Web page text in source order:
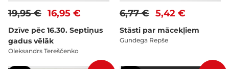
16,95 €
19,95 €
Dzīve pēc 16.30. Septiņus
gadus vēlāk
Oleksandrs Tereščenko
5,42 €
6,77 €
Stāsti par mācekļiem
Gundega Repše